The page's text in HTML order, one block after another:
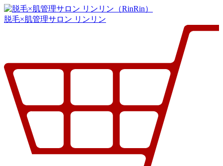
脱毛×肌管理サロン リンリン